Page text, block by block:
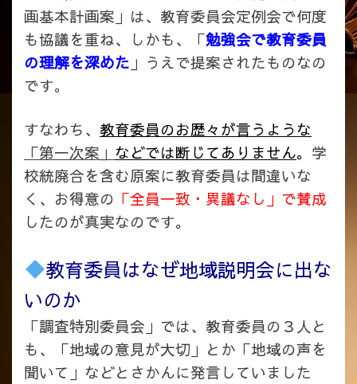
画基本計画案」は、教育委員会定例会で何度
も協議を重ね、しかも、「勉強会で教育委員
の理解を深めた 」うえで提案されたものなの
です。
すなわち、 教育委員のお歴々が言うような
「第一次案」 などでは断じてありません。 学
校統廃合を含む原案に教育委員は間違いな
く、お得意の 「全員一致・異議なし」で賛成
したのが真実なのです。
教育委員はなぜ地域説明会に出な
いのか
「調査特別委員会」では、教育委員の３人と
も、「地域の意見が大切」とか「地域の声を
聞いて」などとさかんに発言していました